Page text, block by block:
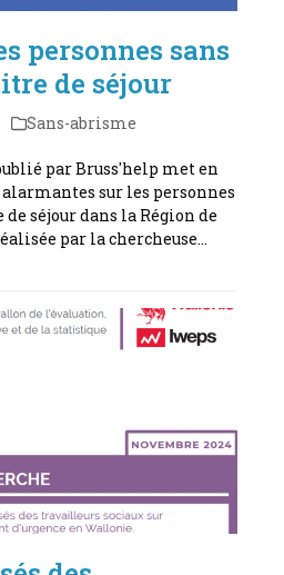
personnes sans
de séjour
Sans-abrisme
par Bruss'help met en
sur les personnes
séjour dans la Région de
par la chercheuse…